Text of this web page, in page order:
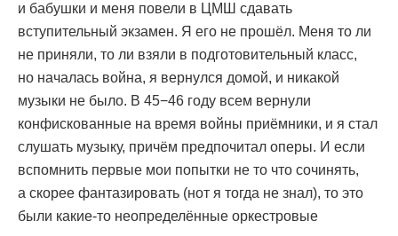
и бабушки и меня повели в ЦМШ сдавать
вступительный экзамен. Я его не прошёл. Меня то ли
не приняли, то ли взяли в подготовительный класс,
но началась война, я вернулся домой, и никакой
музыки не было. В 45−46 году всем вернули
конфискованные на время войны приёмники, и я стал
слушать музыку, причём предпочитал оперы. И если
вспомнить первые мои попытки не то что сочинять,
а скорее фантазировать (нот я тогда не знал), то это
были какие-то неопределённые оркестровые